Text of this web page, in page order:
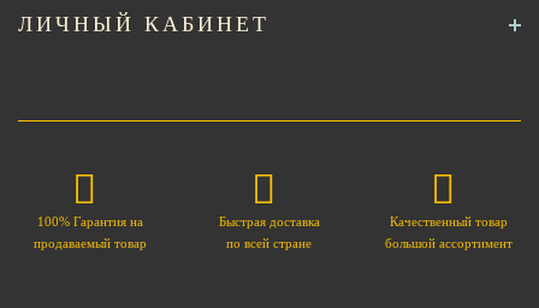
ЛИЧНЫЙ КАБИНЕТ
100% Гарантия на
продаваемый товар
Быстрая доставка
по всей стране
Качественный товар
большой ассортимент